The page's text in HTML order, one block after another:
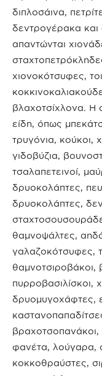
διπλοσάινα,
δεντρογέρακα
απαντώνται
χιονοκότσυφες,
βλαχοτσίχλονα. Η
είδη, όπως
τρυγόνια, κούκοι,
γιδοβύζια,
τσαλαπετεινοί,
δρυοκολάπτες,
δρυοκολάπτες,
θαμνοψάλτες,
γαλαζοκότσυφες,
πυρροβασιλίσκοι,
δρυομυγοχάφτες,
βραχοτσοπανάκοι,
φανέτα, λούγαρα,
κοκκοθραύστες,